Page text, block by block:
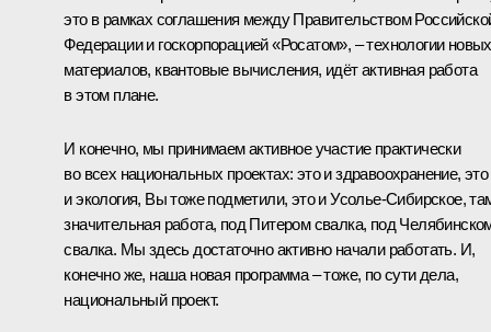
это в рамках соглашения между Правительством
Федерации и госкорпорацией «Росатом», – технологии новых
материалов, квантовые вычисления, идёт активная работа
в этом плане.
И конечно, мы принимаем активное участие практически
во всех национальных проектах: это и здравоохранение, это
и экология, Вы тоже подметили, это и Усолье‑Сибирское,
значительная работа, под Питером свалка, под
свалка. Мы здесь достаточно активно начали работать. И,
конечно же, наша новая программа – тоже, по сути дела,
национальный проект.